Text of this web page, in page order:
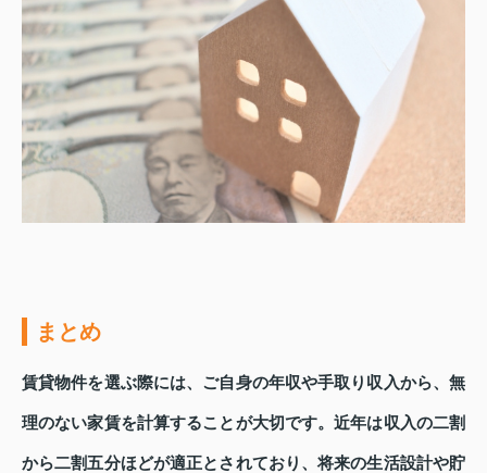
まとめ
賃貸物件を選ぶ際には、ご自身の年収や手取り収入から、無
理のない家賃を計算することが大切です。近年は収入の二割
から二割五分ほどが適正とされており、将来の生活設計や貯